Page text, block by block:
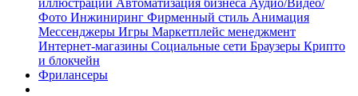
иллюстрации Автоматизация бизнеса Аудио/Видео/
Фото Инжиниринг Фирменный стиль Анимация
Мессенджеры Игры Маркетплейс менеджмент
Интернет-магазины Социальные сети Браузеры Крипто
и блокчейн
Фрилансеры